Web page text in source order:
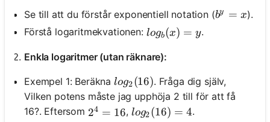
Se till att du förstår exponentiell notation (b^y = x
by = x).
Förstå logaritmekvationen: log_b(x) = y
logb(x) = y.
Enkla logaritmer (utan räknare):
Exempel 1: Beräkna log_2(16)
log2 (16). Fråga dig själv,
Vilken potens måste jag upphöja 2 till för att få
16?. Eftersom 2^4 = 16
24 = 16, log_2(16) = 4
log2(16) = 4.